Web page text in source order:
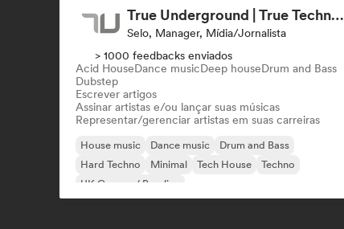
True Underground | True Techno Podcast | ONE
Selo, Manager, Mídia/Jornalista
> 1000 feedbacks enviados
Acid HouseDance musicDeep houseDrum and Bass
Dubstep
Escrever artigos
Assinar artistas e/ou lançar suas músicas
Representar/gerenciar artistas em suas carreiras
House music Dance music
Drum and Bass
Hard Techno
Minimal Tech House
Techno
UK Garage / Bassline